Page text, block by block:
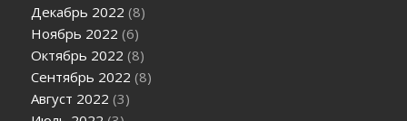
Декабрь 2022 (8)
Ноябрь 2022 (6)
Октябрь 2022 (8)
Сентябрь 2022 (8)
Август 2022 (3)